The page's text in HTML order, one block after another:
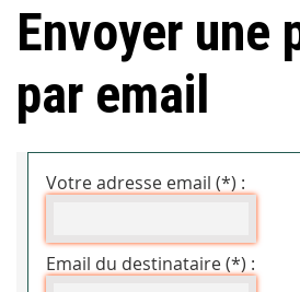
Envoyer une
par email
Votre adresse email (*) :
Email du destinataire (*) :